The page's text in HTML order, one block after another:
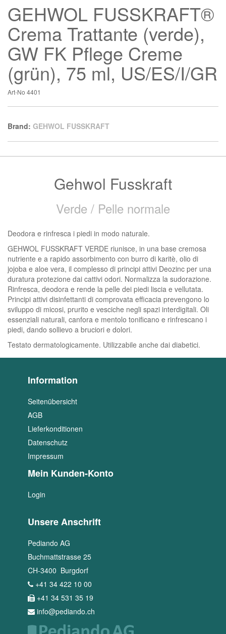
GEHWOL FUSSKRAFT®
Crema Trattante (verde),
GW FK Pflege Creme
(grün), 75 ml, US/ES/I/GR
Art-No 4401
Brand: GEHWOL FUSSKRAFT
Gehwol Fusskraft
Verde / Pelle normale
Deodora e rinfresca i piedi in modo naturale.
GEHWOL FUSSKRAFT VERDE riunisce, in una base cremosa
nutriente e a rapido assorbimento con burro di karitè, olio di
jojoba e aloe vera, il complesso di principi attivi Deozinc per una
duratura protezione dai cattivi odori. Normalizza la sudorazione.
Rinfresca, deodora e rende la pelle dei piedi liscia e vellutata.
Principi attivi disinfettanti di comprovata efficacia prevengono lo
sviluppo di micosi, prurito e vesciche negli spazi interdigitali. Oli
essenziali naturali, canfora e mentolo tonificano e rinfrescano i
piedi, dando sollievo a bruciori e dolori.
Testato dermatologicamente. Utilizzabile anche dai diabetici.
Information
Seitenübersicht
AGB
Lieferkonditionen
Datenschutz
Impressum
Mein Kunden-Konto
Login
Unsere Anschrift
Pediando AG
Buchmattstrasse 25
CH-3400 Burgdorf
+41 34 422 10 00
+41 34 531 35 19
info@pediando.ch